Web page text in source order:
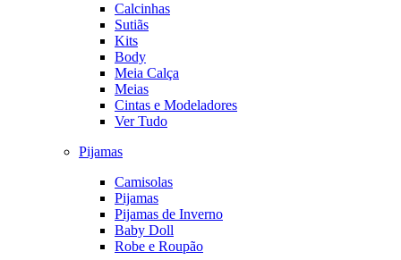
Calcinhas
Sutiãs
Kits
Body
Meia Calça
Meias
Cintas e Modeladores
Ver Tudo
Pijamas
Camisolas
Pijamas
Pijamas de Inverno
Baby Doll
Robe e Roupão